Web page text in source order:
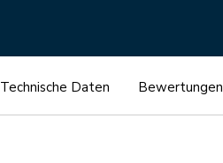
Technische Daten Bewertungen